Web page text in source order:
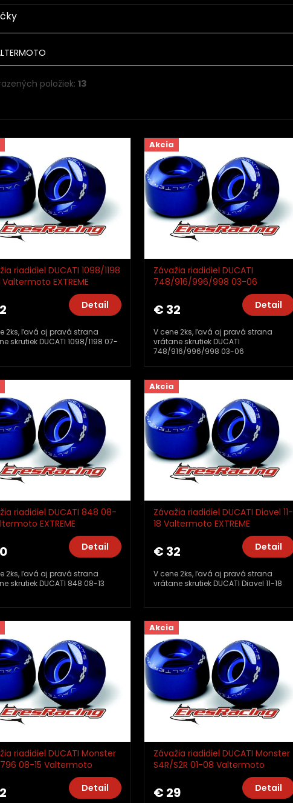
položiek: 13
riadidiel DUCATI 1098/1198
Valtermoto EXTREME
Detail
2ks, ľavá aj pravá strana
skrutiek DUCATI 1098/1198 07-
Akcia
Závažia riadidiel DUCATI
748/916/996/998 03-06
Valtermoto EXTREME TMA10_TM01
€ 32 Detail
V cene 2ks, ľavá aj pravá strana
vrátane skrutiek DUCATI
748/916/996/998 03-06
riadidiel DUCATI 848 08-
EXTREME
Detail
2ks, ľavá aj pravá strana
skrutiek DUCATI 848 08-13
Akcia
Závažia riadidiel DUCATI Diavel 11-
18 Valtermoto EXTREME
€ 32 Detail
V cene 2ks, ľavá aj pravá strana
vrátane skrutiek DUCATI Diavel 11-18
riadidiel DUCATI Monster
08-15 Valtermoto
Detail
Akcia
Závažia riadidiel DUCATI Monster
S4R/S2R 01-08 Valtermoto
EXTREME TMA04_TM01
€ 29 Detail